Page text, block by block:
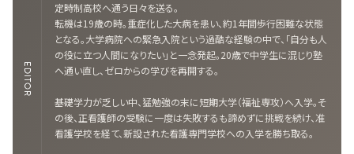
EDITOR
定時制高校へ通う日々を送る。
転機は19歳の時。重症化した大病を患い、約1年間歩行困難な状態
となる。大学病院への緊急入院という過酷な経験の中で、「自分も人
の役に立つ人間になりたい」と一念発起。20歳で中学生に混じり塾
へ通い直し、ゼロからの学びを再開する。
基礎学力が乏しい中、猛勉強の末に短期大学（福祉専攻）へ入学。そ
の後、正看護師の受験に一度は失敗するも諦めずに挑戦を続け、准
看護学校を経て、新設された看護専門学校への入学を勝ち取る。